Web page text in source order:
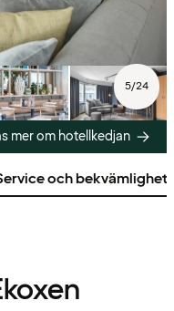
5/24
mer om hotellkedjan
och